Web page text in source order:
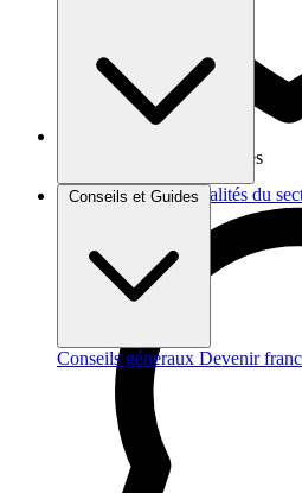
Brèves et actus Actualités du
Conseils et Guides
Conseils généraux Devenir
Vos données sont protégées